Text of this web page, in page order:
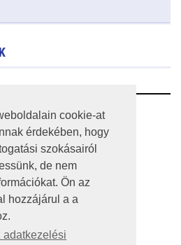
cookie-at
érdekében, hogy
szokásairól
de nem
Ön az
hozzájárul a a
adatkezelési